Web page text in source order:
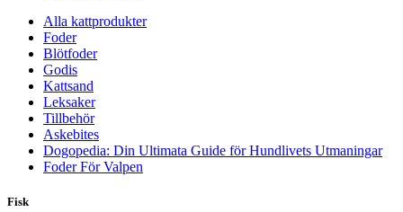
Alla kattprodukter
Foder
Blötfoder
Godis
Kattsand
Leksaker
Tillbehör
Askebites
Dogopedia: Din Ultimata Guide för Hundlivets Utmaningar
Foder För Valpen
Fisk